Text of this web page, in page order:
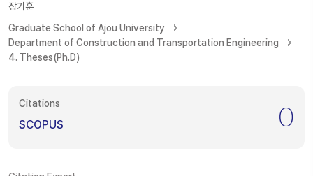
장기훈
Graduate School of Ajou University
Department of Construction and Transportation Engineering
4. Theses(Ph.D)
Citations
SCOPUS 0